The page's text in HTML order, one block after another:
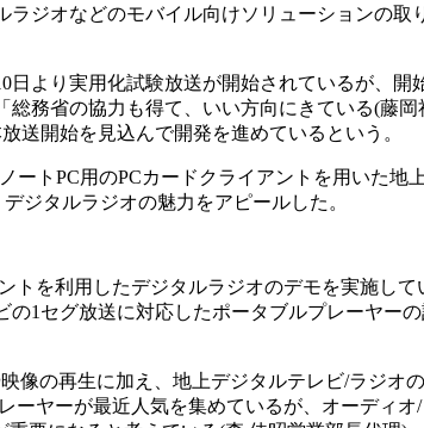
ジオなどのモバイル向けソリューションの取
日より実用化試験放送が開始されているが、開
総務省の協力も得て、いい方向にきている(藤岡
送開始を見込んで開発を進めているという。
トPC用のPCカードクライアントを用いた地
ジタルラジオの魅力をアピールした。
トを利用したデジタルラジオのデモを実施して
の1セグ放送に対応したポータブルプレーヤー
像の再生に加え、地上デジタルテレビ/ラジオ
ーヤーが最近人気を集めているが、オーディオ